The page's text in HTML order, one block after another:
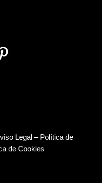
Legal– Política de
de Cookies